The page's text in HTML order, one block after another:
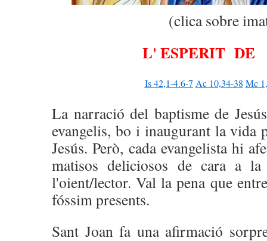
(clica sobre
L' ESPERIT DE
Is 42,1-4.6-7 Ac 10,34-38 Mc
La narració del baptisme de
evangelis, bo i inaugurant la vida
Jesús. Però, cada evangelista hi
matisos deliciosos de cara a
l'oient/lector. Val la pena que
fóssim presents.
Sant Joan fa una afirmació